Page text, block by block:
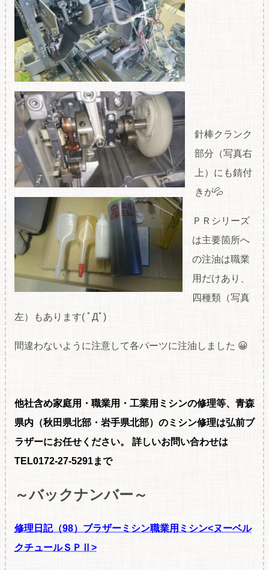
針棒クランク
部分（写真右
上）にも錆付
きが💦
ＰＲシリーズ
は主要箇所へ
の注油は職業
用だけあり、
四種類（写真
左）もあります( ﾟДﾟ)
間違わないように注意して各パーツに注油しました 😀
他社含め家庭用・職業用・工業用ミシンの修理等、青森
県内（秋田県北部・岩手県北部）のミシン修理は弘前ブ
ラザーにお任せください。
詳しいお問い合わせは
TEL0172-27-5291まで
～バックナンバー～
修理日記（98）ブラザーミシン職業用ミシン<ヌーベル
クチュールＳＰⅡ>